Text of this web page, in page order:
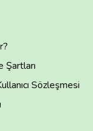
Şartları
Sözleşmesi